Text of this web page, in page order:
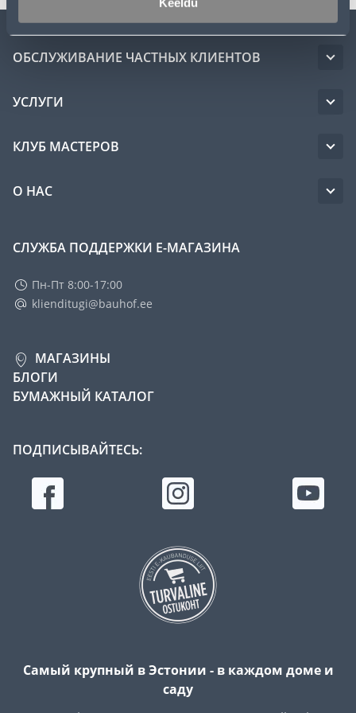
ОБСЛУЖИВАНИЕ ЧАСТНЫХ КЛИЕНТОВ
УСЛУГИ
КЛУБ МАСТЕРОВ
О НАС
СЛУЖБА ПОДДЕРЖКИ Е-МАГАЗИНА
Пн-Пт 8:00-17:00
klienditugi@bauhof.ee
МАГАЗИНЫ
БЛОГИ
БУМАЖНЫЙ КАТАЛОГ
ПОДПИСЫВАЙТЕСЬ:
Самый крупный в Эстонии - в каждом доме и
саду